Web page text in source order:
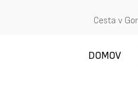
Cesta v
DOMOV